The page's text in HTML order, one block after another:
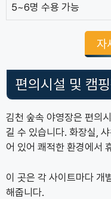
5~6명 수용 가능
자
편의시설 및 캠
김천 숲속 야영장은 편의
길 수 있습니다. 화장실,
어 있어 쾌적한 환경에서
이 곳은 각 사이트마다 개
해줍니다.